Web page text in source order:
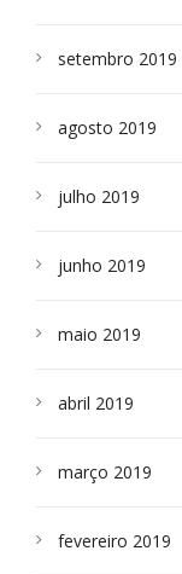
setembro 2019
agosto 2019
julho 2019
junho 2019
maio 2019
abril 2019
março 2019
fevereiro 2019